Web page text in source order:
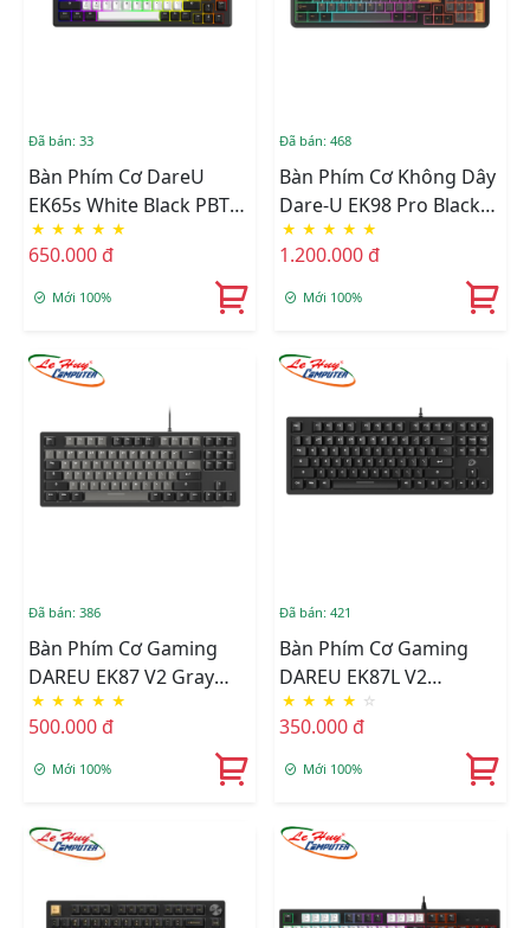
Đã bán: 33
Bàn Phím Cơ DareU
EK65s White Black PBT
Dream Switch
★ ★ ★ ★ ★
650.000 đ
Mới 100%
Đã bán: 468
Bàn Phím Cơ Không Dây
Dare-U EK98 Pro Black
Golden
★ ★ ★ ★ ★
1.200.000 đ
Mới 100%
Đã bán: 386
Bàn Phím Cơ Gaming
DAREU EK87 V2 Gray
Black Dream Switch
★ ★ ★ ★ ★
500.000 đ
Mới 100%
Đã bán: 421
Bàn Phím Cơ Gaming
DAREU EK87L V2
(DREAM Switch – NO
LED)
★ ★ ★ ★ ☆
350.000 đ
Mới 100%